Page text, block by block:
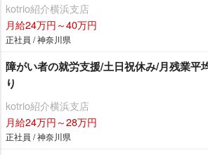
kotrio紹介横浜支店
月給24万円～40万円
正社員 / 神奈川県
障がい者の就労支援/土日祝休み/月残業平
り
kotrio紹介横浜支店
月給24万円～28万円
正社員 / 神奈川県